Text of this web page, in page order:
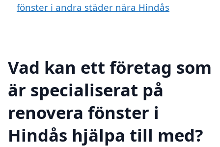
fönster i andra städer nära Hindås
Vad kan ett företag som
är specialiserat på
renovera fönster i
Hindås hjälpa till med?